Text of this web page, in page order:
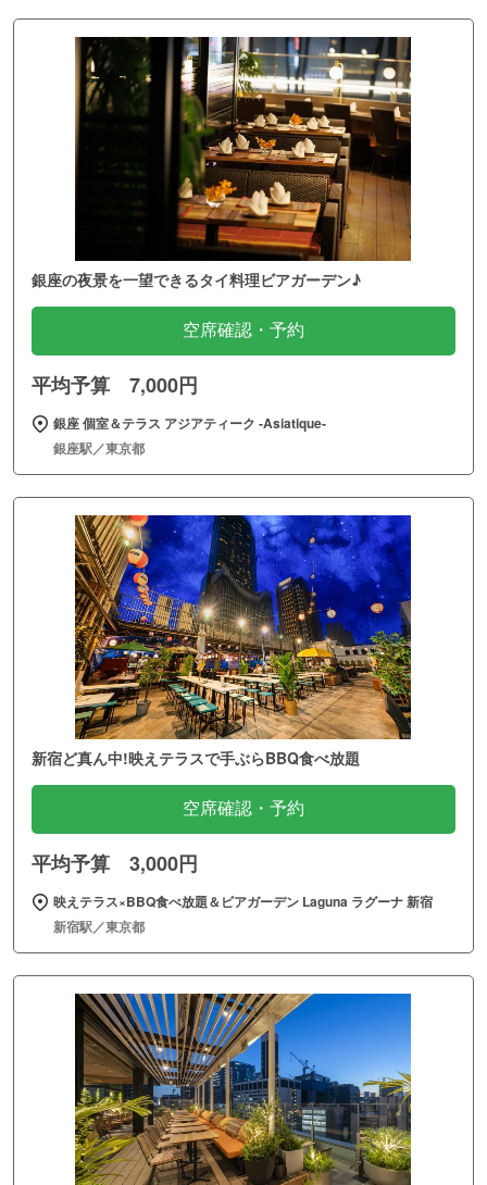
銀座の夜景を一望できるタイ料理ビアガーデン♪
空席確認・予約
平均予算 7,000円
銀座 個室＆テラス アジアティーク ‐Asiatique‐
銀座駅／東京都
新宿ど真ん中!映えテラスで手ぶらBBQ食べ放題
空席確認・予約
平均予算 3,000円
映えテラス×BBQ食べ放題＆ビアガーデン Laguna ラグーナ 新宿
新宿駅／東京都